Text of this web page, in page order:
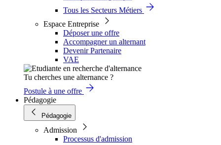
Tous les Secteurs Métiers
Espace Entreprise
Déposer une offre
Accompagner un alternant
Devenir Partenaire
VAE
Tu cherches une alternance ?
Postule à une offre
Pédagogie
Pédagogie
Admission
Processus d'admission